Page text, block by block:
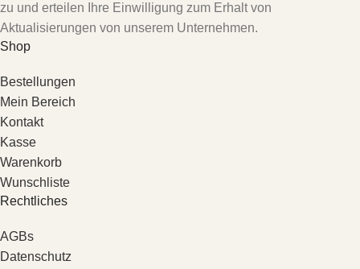
zu und erteilen Ihre Einwilligung zum Erhalt von
Aktualisierungen von unserem Unternehmen.
Shop
Bestellungen
Mein Bereich
Kontakt
Kasse
Warenkorb
Wunschliste
Rechtliches
AGBs
Datenschutz